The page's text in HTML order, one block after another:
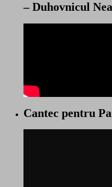
– Duhovnicul
Cantec pentru